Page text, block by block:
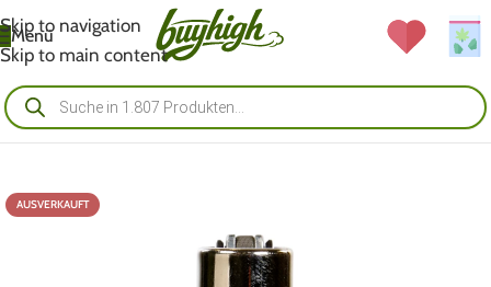
Skip to navigation
Skip to main content
Menü
AUSVERKAUFT